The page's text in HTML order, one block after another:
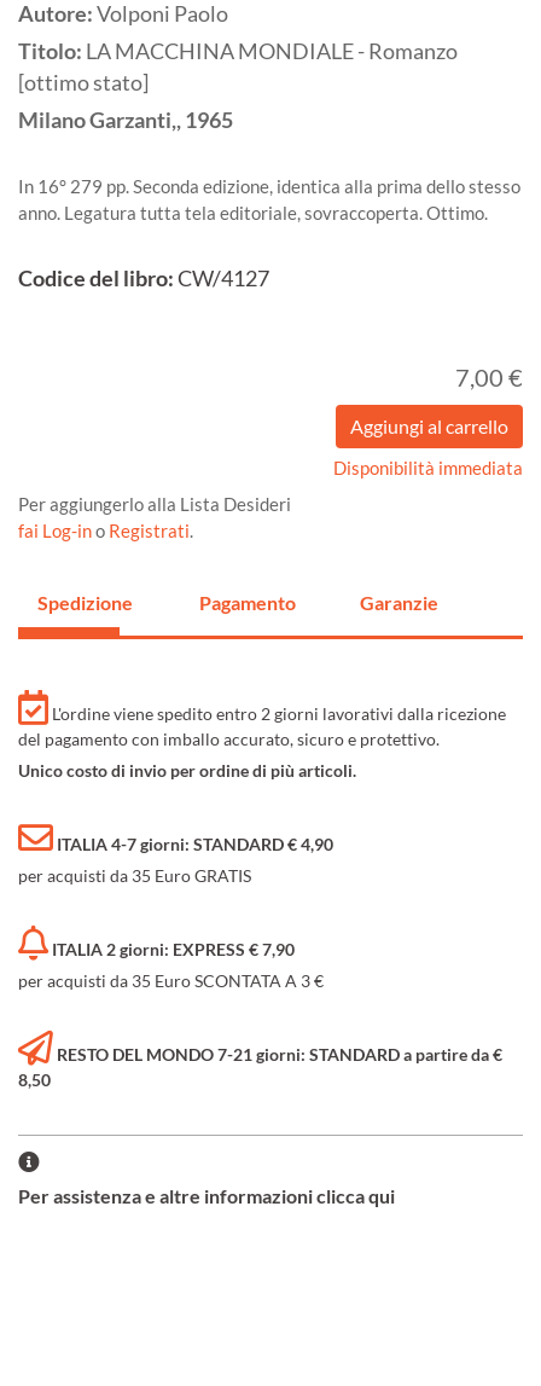
Autore:Volponi Paolo
Titolo: LA MACCHINA MONDIALE - Romanzo
[ottimo stato]
MilanoGarzanti,,1965
In 16° 279 pp. Seconda edizione, identica alla prima dello stesso
anno. Legatura tutta tela editoriale, sovraccoperta. Ottimo.
Codice del libro:CW/4127
7,00 €
Disponibilità immediata
Per aggiungerlo alla Lista Desideri
fai Log-ino Registrati.
Spedizione Pagamento Garanzie
L'ordine viene spedito entro 2 giorni lavorativi dalla ricezione
del pagamento con imballo accurato, sicuro e protettivo.
Unico costo di invio per ordine di più articoli.
ITALIA 4-7 giorni: STANDARD € 4,90
per acquisti da 35 Euro GRATIS
ITALIA 2 giorni: EXPRESS € 7,90
per acquisti da 35 Euro SCONTATA A 3 €
RESTO DEL MONDO 7-21 giorni: STANDARD a partire da €
8,50
Per assistenza e altre informazioni clicca qui